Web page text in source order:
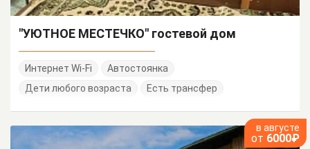
"УЮТНОЕ МЕСТЕЧКО" гостевой дом
Интернет Wi-Fi
Автостоянка
Дети любого возраста
Есть трансфер
в августе
от 6000₽